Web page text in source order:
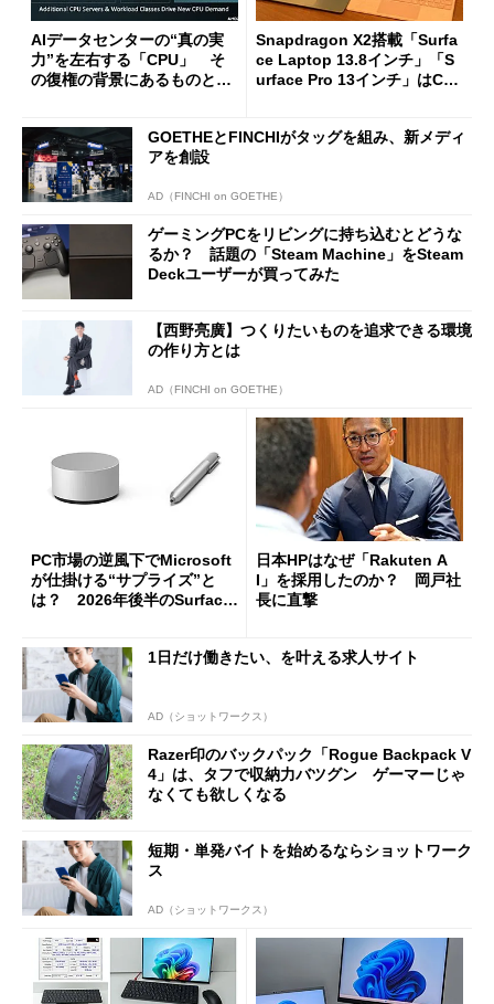
AIデータセンターの“真の実
力”を左右する「CPU」 そ
の復権の背景にあるものと
Snapdragon X2搭載「Surfa
ce Laptop 13.8インチ」「S
urface Pro 13インチ」はCop
た
GOETHEとFINCHIがタッグを組み、新メディ
アを創設
AD（FINCHI on GOETHE）
ゲーミングPCをリビングに持ち込むとどうな
るか？ 話題の「Steam Machine」をSteam
Deckユーザーが買ってみた
【西野亮廣】つくりたいものを追求できる環境
の作り方とは
AD（FINCHI on GOETHE）
PC市場の逆風下でMicrosoft
が仕掛ける“サプライズ”と
は？ 2026年後半のSurface
日本HPはなぜ「Rakuten A
I」を採用したのか？ 岡戸社
長に直撃
1日だけ働きたい、を叶える求人サイト
AD（ショットワークス）
Razer印のバックパック「Rogue Backpack V
4」は、タフで収納力バツグン ゲーマーじゃ
なくても欲しくなる
短期・単発バイトを始めるならショットワーク
ス
AD（ショットワークス）